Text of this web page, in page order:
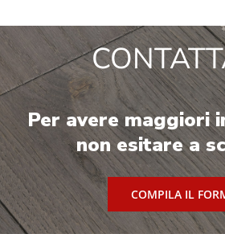
Per avere maggiori
non esitare a
COMPILA IL